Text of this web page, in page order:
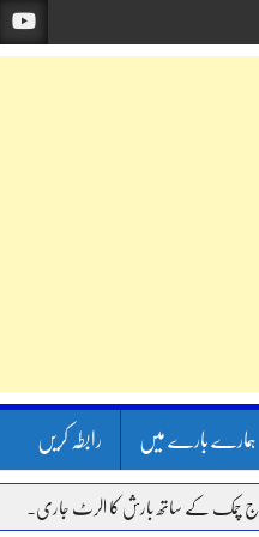
ہمارے بارے میں رابطہ کریں
چمک کے ساتھ بارش کا الرٹ جاری.